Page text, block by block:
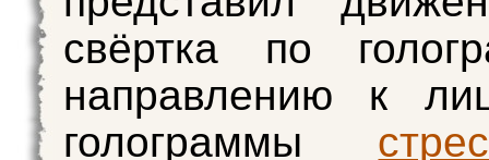
свёртка по
направлению к
голограммы